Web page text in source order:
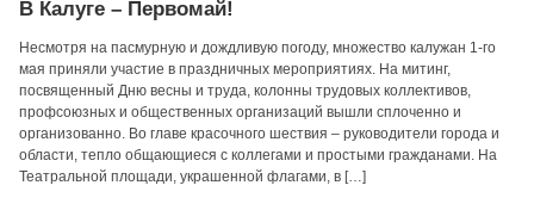
В Калуге – Первомай!
Несмотря на пасмурную и дождливую погоду, множество калужан 1-го
мая приняли участие в праздничных мероприятиях. На митинг,
посвященный Дню весны и труда, колонны трудовых коллективов,
профсоюзных и общественных организаций вышли сплоченно и
организованно. Во главе красочного шествия – руководители города и
области, тепло общающиеся с коллегами и простыми гражданами. На
Театральной площади, украшенной флагами, в […]